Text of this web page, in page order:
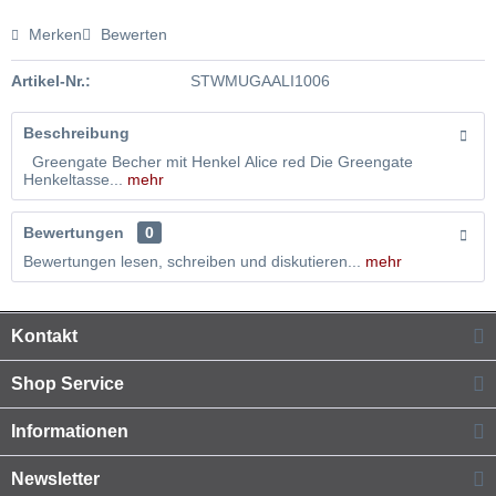
Merken Bewerten
Artikel-Nr.: STWMUGAALI1006
Beschreibung
Greengate Becher mit Henkel Alice red Die Greengate
Henkeltasse...
mehr
Bewertungen
0
Bewertungen lesen, schreiben und diskutieren...
mehr
Kontakt
Shop Service
Informationen
Newsletter